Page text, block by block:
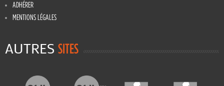
ADHÉRER
MENTIONS LÉGALES
AUTRES SITES